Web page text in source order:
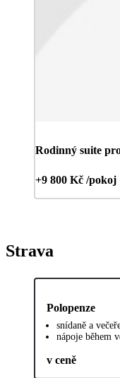
Rodinný suite
+9 800 Kč /pokoj
Strava
Polopenze
snídaně a
nápoje během
v ceně